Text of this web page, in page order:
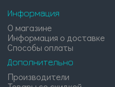
Информация
О магазине
Информация о доставке
Способы оплаты
Дополнительно
Производители